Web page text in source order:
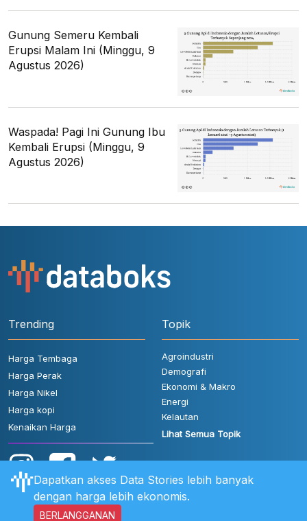
Gunung Semeru Kembali
Erupsi Malam Ini (Minggu, 9
Agustus 2026)
Waspada! Pagi Ini Gunung Ibu
Kembali Erupsi (Minggu, 9
Agustus 2026)
Trending
Harga Tembaga
Harga Perak
Harga Nikel
Harga kopi
Kenaikan Harga
Topik
Agroindustri
Demografi
Ekonomi & Makro
Energi
Kelautan
Lihat Semua Topik
Dapatkan akses Data Stories lebih banyak
dengan harga lebih ekonomis.
BERLANGGANAN